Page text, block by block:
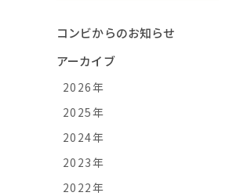
コンビからのお知らせ
アーカイブ
2026年
2025年
2024年
2023年
2022年